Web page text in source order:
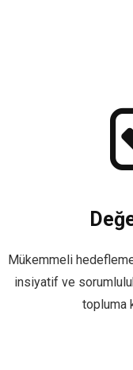
Mükemmeli
insiyatif ve
topluma